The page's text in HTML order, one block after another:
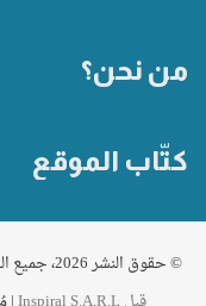
من نحن؟
كتّاب الموقع
© حقوق النشر 2026، جميع الحقوق محفوظة مناطق .نت |